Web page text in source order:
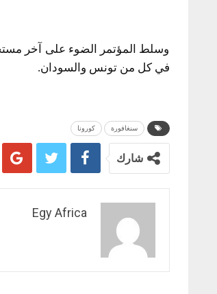
وسلط المؤتمر الضوء على آخر
في كل من تونس والسودان.
سنغافورة كورونا
شارك
Egy Africa